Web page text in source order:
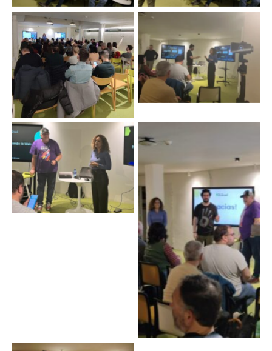
WordPress Meetup
Valencia. Foto Toya Seguí
Empezamos el WordPress
Day VLC. Foto Nilo Velez
WordPress Meetup
Valencia.
WordPress DAy Valencia.
Foto Nilo Velez